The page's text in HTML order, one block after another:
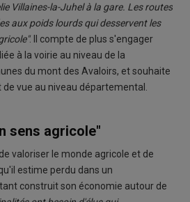
Villaines-la-Juhel à la gare. Les routes
aux poids lourds qui desservent les
. Il compte de plus s'engager
à la voirie au niveau de la
du mont des Avaloirs, et souhaite
vue au niveau départemental.
sens agricole"
valoriser le monde agricole et de
estime perdu dans un
construit son économie autour de